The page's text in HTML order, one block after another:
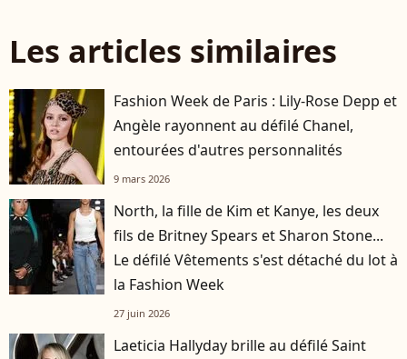
Les articles similaires
Fashion Week de Paris : Lily-Rose Depp et
Angèle rayonnent au défilé Chanel,
entourées d'autres personnalités
9 mars 2026
North, la fille de Kim et Kanye, les deux
fils de Britney Spears et Sharon Stone...
Le défilé Vêtements s'est détaché du lot à
la Fashion Week
27 juin 2026
Laeticia Hallyday brille au défilé Saint